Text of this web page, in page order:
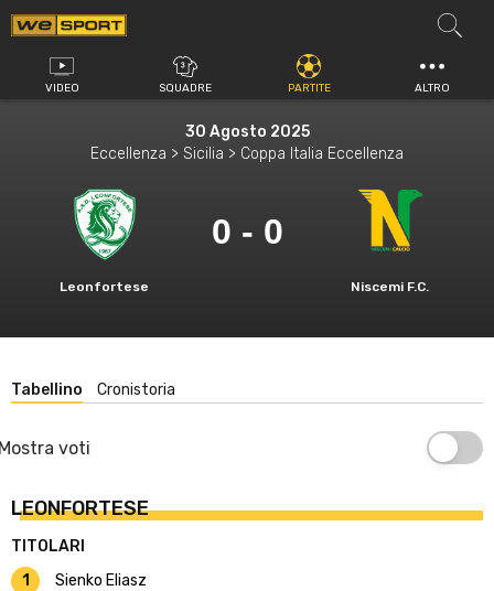
Vai
al
contenuto
VIDEO SQUADRE PARTITE ALTRO
30 Agosto 2025
Eccellenza > Sicilia > Coppa Italia Eccellenza
Leonfortese
0 - 0
Niscemi F.C.
Tabellino Cronistoria
voti
LEONFORTESE
TITOLARI
1
Sienko Eliasz